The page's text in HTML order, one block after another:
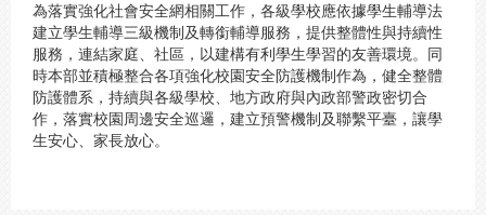
為落實強化社會安全網相關工作，各級學校應依據學生輔導法
建立學生輔導三級機制及轉銜輔導服務，提供整體性與持續性
服務，連結家庭、社區，以建構有利學生學習的友善環境。同
時本部並積極整合各項強化校園安全防護機制作為，健全整體
防護體系，持續與各級學校、地方政府與內政部警政密切合
作，落實校園周邊安全巡邏，建立預警機制及聯繫平臺，讓學
生安心、家長放心。